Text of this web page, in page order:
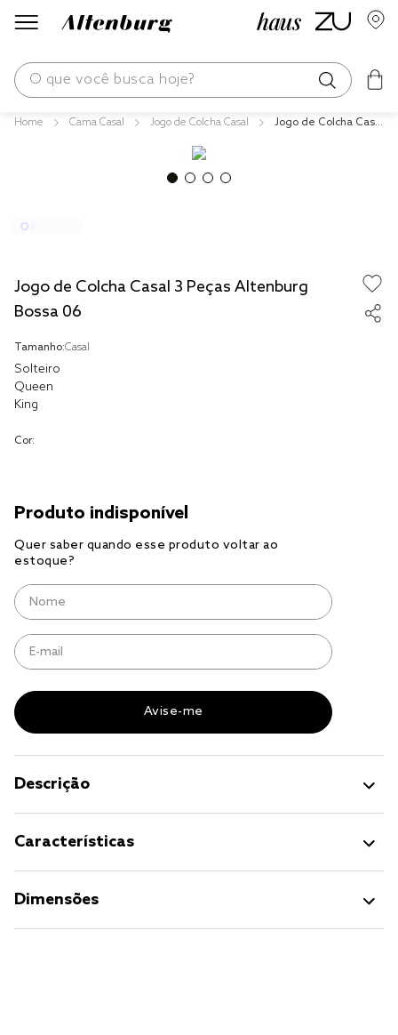
O que você busca hoje?
Cama Casal Jogo de Colcha Casal
Jogo de Colcha Casal
Jogo de Colcha Casal 3 Peças Altenburg
Bossa 06
Tamanho:Casal
Solteiro
Queen
King
Cor:
Descrição
Características
Dimensões
edredom
travesseiro
cobre leito